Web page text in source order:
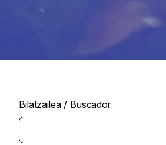
Bilatzailea / Buscador